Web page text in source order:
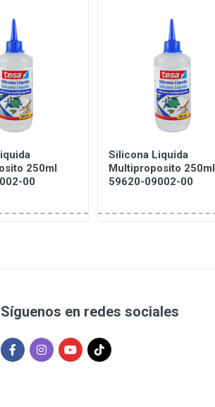
250ml
00
Silicona Liquida
Multiproposito 250ml
59620-09002-00
Síguenos en redes sociales